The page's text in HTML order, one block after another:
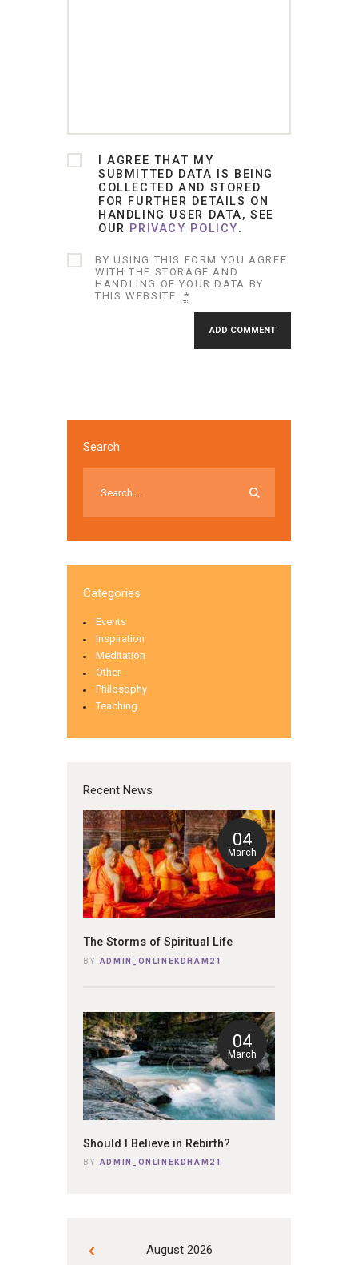
I AGREE THAT MY
SUBMITTED DATA IS BEING
COLLECTED AND STORED.
FOR FURTHER DETAILS ON
HANDLING USER DATA, SEE
OUR PRIVACY POLICY.
BY USING THIS FORM YOU AGREE
WITH THE STORAGE AND
HANDLING OF YOUR DATA BY
THIS WEBSITE. *
Search
Categories
Events
Inspiration
Meditation
Other
Philosophy
Teaching
Recent News
04
March
The Storms of Spiritual Life
BY ADMIN_ONLINEKDHAM21
04
March
Should I Believe in Rebirth?
BY ADMIN_ONLINEKDHAM21
August 2026
« Dec